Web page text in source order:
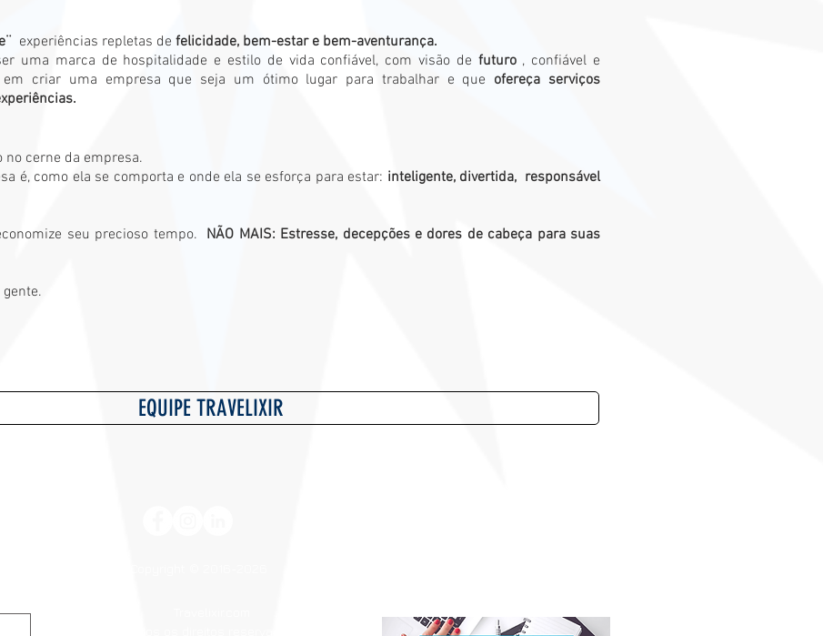
experiências repletas de felicidade, bem-estar e bem-aventurança.
uma marca de hospitalidade e estilo de vida confiável, com visão de futuro, confiável e
em criar uma empresa que seja um ótimo lugar para trabalhar e que ofereça serviços
no cerne da empresa.
é, como ela se comporta e onde ela se esforça para estar: inteligente, divertida, responsável
seu precioso tempo.
NÃO MAIS: Estresse, decepções e dores de cabeça para suas
EQUIPE TRAVELIXIR